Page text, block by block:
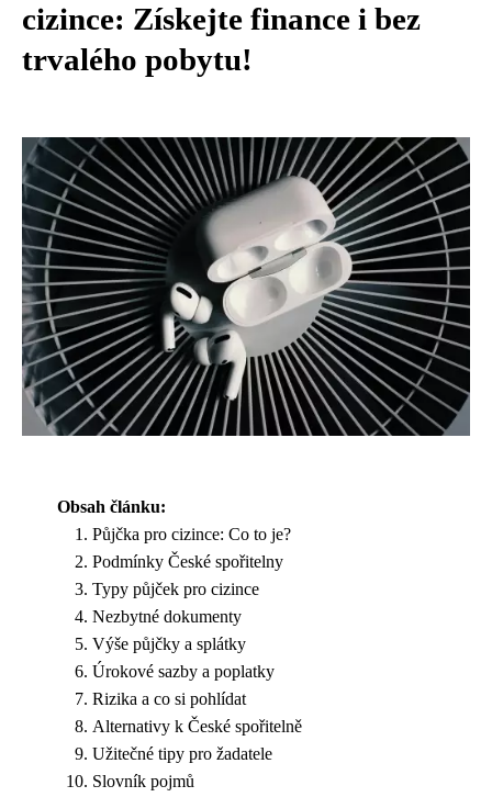
cizince: Získejte finance i bez
trvalého pobytu!
Obsah článku:
Půjčka pro cizince: Co to je?
Podmínky České spořitelny
Typy půjček pro cizince
Nezbytné dokumenty
Výše půjčky a splátky
Úrokové sazby a poplatky
Rizika a co si pohlídat
Alternativy k České spořitelně
Užitečné tipy pro žadatele
Slovník pojmů